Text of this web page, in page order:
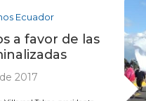
Ecuador
a favor de las
2017